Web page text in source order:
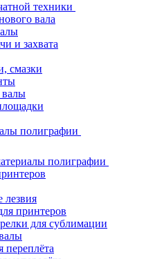
техники
вала
и захвата
смазки
полиграфии
полиграфии
принтеров
для сублимации